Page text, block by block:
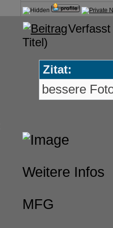
Titel)
Zitat:
bessere
Weitere Infos
MFG